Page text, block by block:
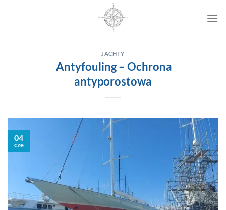
JACHTY
Antyfouling – Ochrona
antyporostowa
04
cze